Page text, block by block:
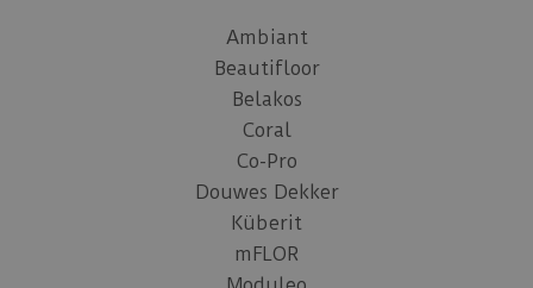
Ambiant
Beautifloor
Belakos
Coral
Co-Pro
Douwes Dekker
Küberit
mFLOR